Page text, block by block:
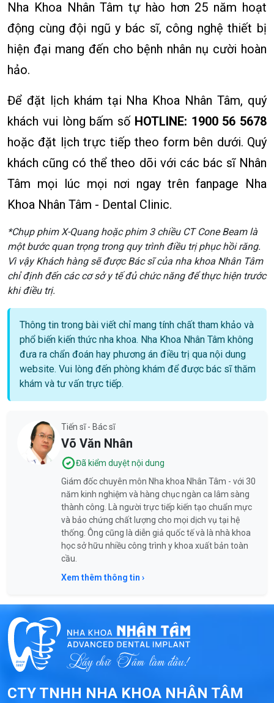
Nha Khoa Nhân Tâm tự hào hơn 25 năm hoạt
động cùng đội ngũ y bác sĩ, công nghệ thiết bị
hiện đại mang đến cho bệnh nhân nụ cười hoàn
hảo.
Để đặt lịch khám tại Nha Khoa Nhân Tâm, quý
khách vui lòng bấm số HOTLINE: 1900 56 5678
hoặc đặt lịch trực tiếp theo form bên dưới. Quý
khách cũng có thể theo dõi với các bác sĩ Nhân
Tâm mọi lúc mọi nơi ngay trên fanpage Nha
Khoa Nhân Tâm - Dental Clinic.
*Chụp phim X-Quang hoặc phim 3 chiều CT Cone Beam là
một bước quan trọng trong quy trình điều trị phục hồi răng.
Vì vậy Khách hàng sẽ được Bác sĩ của nha khoa Nhân Tâm
chỉ định đến các cơ sở y tế đủ chức năng để thực hiện trước
khi điều trị.
Thông tin trong bài viết chỉ mang tính chất tham khảo và
phổ biến kiến thức nha khoa. Nha Khoa Nhân Tâm không
đưa ra chẩn đoán hay phương án điều trị qua nội dung
website. Vui lòng đến phòng khám để được bác sĩ thăm
khám và tư vấn trực tiếp.
Tiến sĩ - Bác sĩ
Võ Văn Nhân
Đã kiểm duyệt nội dung
Giám đốc chuyên môn Nha khoa Nhân Tâm - với 30
năm kinh nghiệm và hàng chục ngàn ca lâm sàng
thành công. Là người trực tiếp kiến tạo chuẩn mực
và bảo chứng chất lượng cho mọi dịch vụ tại hệ
thống. Ông cũng là diễn giả quốc tế và là nhà khoa
học sở hữu nhiều công trình y khoa xuất bản toàn
cầu.
Xem thêm thông tin ›
CTY TNHH NHA KHOA NHÂN TÂM